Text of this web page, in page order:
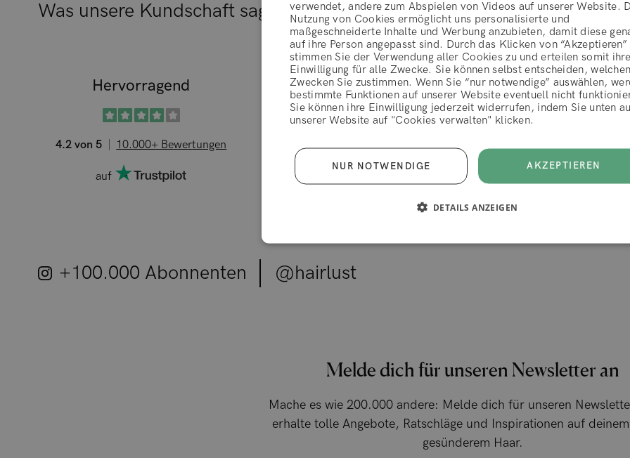
Was unsere Kundschaft sagt
Hervorragend
4.2 von 5 10.000+ Bewertungen
auf
Simone
Ich habe jetzt drei Monate die Weingummies gegessen, und
ich kann bereits einen großen Unterschied i...
Es
+100.000 Abonnenten @hairlust
Melde dich für unseren Newsletter an
Mache es wie 200.000 andere: Melde dich für unseren
erhalte tolle Angebote, Ratschläge und Inspirationen auf
gesünderem Haar.
AGBs
verwendet, andere zum Abspielen von Videos auf unserer Website.
Nutzung von Cookies ermöglicht uns personalisierte und
maßgeschneiderte Inhalte und Werbung anzubieten, damit diese
auf ihre Person angepasst sind. Durch das Klicken von “Akzeptieren”
stimmen Sie der Verwendung aller Cookies zu und erteilen somit ihre
Einwilligung für alle Zwecke. Sie können selbst entscheiden, welchen
Zwecken Sie zustimmen. Wenn Sie “nur notwendige” auswählen,
bestimmte Funktionen auf unserer Website eventuell nicht
Sie können ihre Einwilligung jederzeit widerrufen, indem Sie unten
unserer Website auf "Cookies verwalten" klicken.
AKZEPTIEREN
NUR NOTWENDIGE
DETAILS ANZEIGEN